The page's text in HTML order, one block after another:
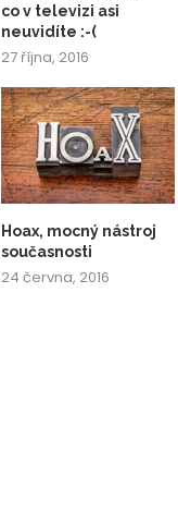
co v televizi asi
neuvidíte :-(
27 října, 2016
Hoax, mocný nástroj
současnosti
24 června, 2016